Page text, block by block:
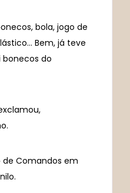
bola, jogo de
Bem, já teve
do
Comandos em